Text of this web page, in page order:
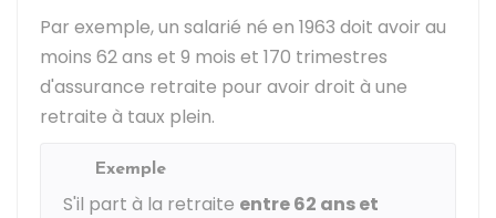
Par exemple, un salarié né en 1963 doit avoir au
moins 62 ans et 9 mois et 170 trimestres
d'assurance retraite pour avoir droit à une
retraite à taux plein.
Exemple
S'il part à la retraite entre 62 ans et